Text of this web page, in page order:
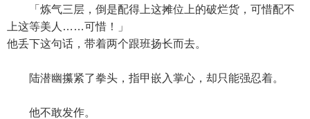
「炼气三层，倒是配得上这摊位上的破烂货，可惜配不
上这等美人……可惜！」
他丢下这句话，带着两个跟班扬长而去。
陆潜幽攥紧了拳头，指甲嵌入掌心，却只能强忍着。
他不敢发作。